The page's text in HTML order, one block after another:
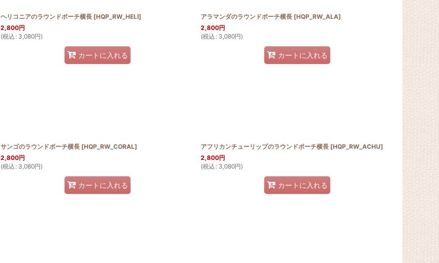
ヘリコニアのラウンドポーチ横長 [HQP_RW_HELI]
2,800円
(税込 : 3,080円)
カートに入れる
アラマンダのラウンドポーチ横長 [HQP_RW_ALA]
2,800円
(税込 : 3,080円)
カートに入れる
サンゴのラウンドポーチ横長 [HQP_RW_CORAL]
2,800円
(税込 : 3,080円)
カートに入れる
アフリカンチューリップのラウンドポーチ横長 [HQP_RW_ACHU]
2,800円
(税込 : 3,080円)
カートに入れる